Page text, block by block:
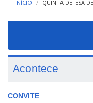
INÍCIO QUINTA DEFESA
Acontece
CONVITE